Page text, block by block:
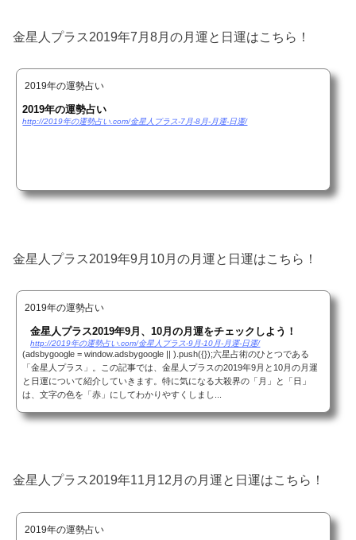
金星人プラス2019年7月8月の月運と日運はこちら！
2019年の運勢占い
2019年の運勢占い
http://2019年の運勢占い.com/金星人プラス-7月-8月-月運-日運/
金星人プラス2019年9月10月の月運と日運はこちら！
2019年の運勢占い
金星人プラス2019年9月、10月の月運をチェックしよう！
http://2019年の運勢占い.com/金星人プラス-9月-10月-月運-日運/
(adsbygoogle = window.adsbygoogle || ).push({});六星占術のひとつである
「金星人プラス」。この記事では、金星人プラスの2019年9月と10月の月運
と日運について紹介していきます。特に気になる大殺界の「月」と「日」
は、文字の色を「赤」にしてわかりやすくしまし...
金星人プラス2019年11月12月の月運と日運はこちら！
2019年の運勢占い